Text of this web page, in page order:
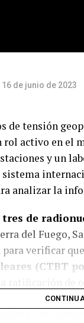
16 de junio de 2023
de tensión
activo en el
y un
analizar la
de
del Fuego,
verificar
(CTBT